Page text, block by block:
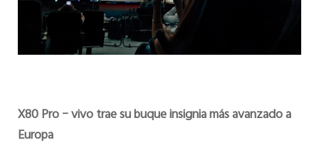
X80 Pro – vivo trae su buque insignia más avanzado a
Europa